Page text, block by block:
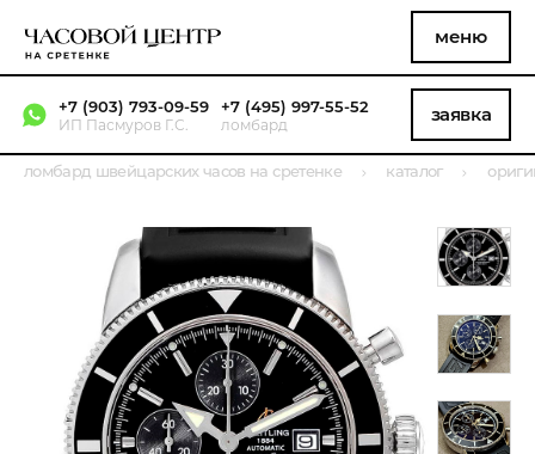
меню
+7 (903) 793-09-59
ИП Пасмуров Г.С.
+7 (495) 997-55-52
ломбард заявка
ломбард швейцарских часов на сретенке каталог